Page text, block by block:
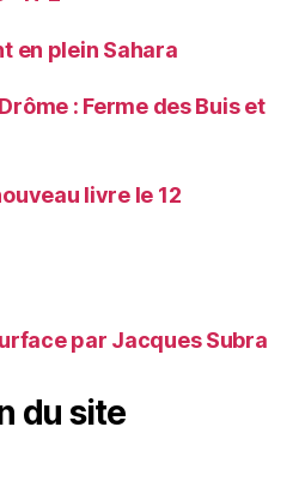
en plein Sahara
: Ferme des Buis et
livre le 12
par Jacques Subra
du site